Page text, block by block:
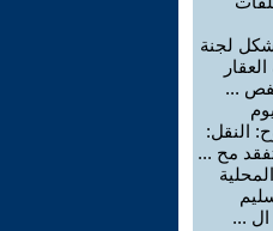
لجنة
...
النقل:
مح ...
ال ...